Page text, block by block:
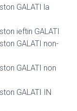
GALATI la
ieftin GALATI
GALATI non-
GALATI non
GALATI IN